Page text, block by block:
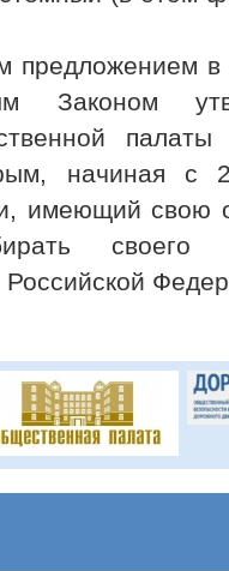
в
Законом
начиная с
имеющий свою